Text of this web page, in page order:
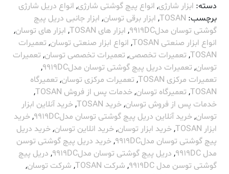
دسته: ابزار شارژی, انواع پیچ گوشتی شارژی, انواع دریل شارژی
برچسب: TOSAN
, ابزار برقی توسان, ابزار جانبی دریل پیچ
گوشتی توسان مدل9919DC
, ابزار های TOSAN , ابزار های توسان,
انواع ابزار صنعتی TOSAN
, انواع ابزار صنعتی توسان, تعمیرات
TOSAN
, تعمیرات تخصصی, تعمیرات تخصصی توسان, تعمیرات
توسان, تعمیرات دریل پیچ گوشتی توسان مدل9919DC
,
تعمیرات مرکزی TOSAN
, تعمیرات مرکزی توسان, تعمیرگاه
TOSAN
, تعمیرگاه توسان,خدمات پس از فروش TOSAN
,
خدمات پس از فروش توسان,خرید TOSAN ,خرید آنلاین ابزار
توسان,خرید آنلاین دریل پیچ گوشتی توسان مدل9919DC ,خرید
ابزار TOSAN
,خرید ابزار توسان,خرید انلاین توسان,خرید دریل
پیچ گوشتی توسان مدل9919DC
,خرید دریل پیچ گوشتی توسن
مدل 9919DC
, دریل پیچ گوشتی توسان مدل9919DC , دریل پیچ
گوشتی توسن مدل 9919DC
, شرکت TOSAN , شرکت توسان,